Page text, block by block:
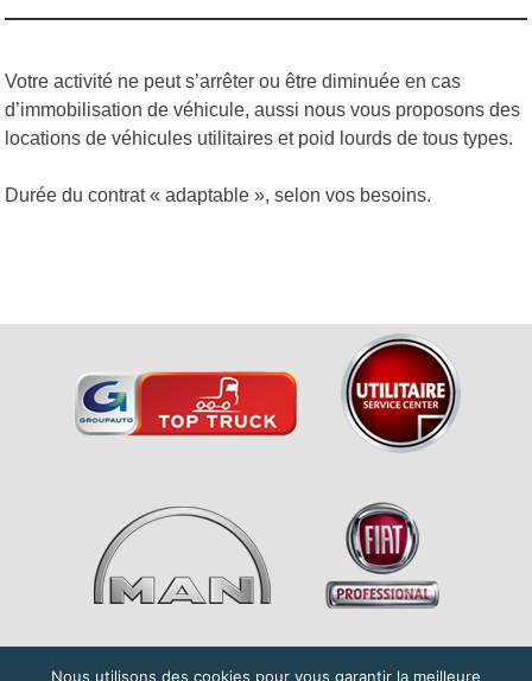
Votre activité ne peut s’arrêter ou être diminuée en cas
d’immobilisation de véhicule, aussi nous vous proposons des
locations de véhicules utilitaires et poid lourds de tous types.
Durée du contrat « adaptable », selon vos besoins.
Nous utilisons des cookies pour vous garantir la meilleure